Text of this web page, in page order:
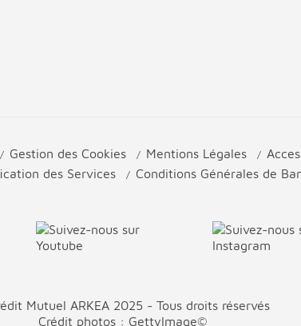
Gestion des Cookies Mentions Légales
des Services Conditions Générales de
Mutuel ARKEA 2025 - Tous droits réservés
Crédit photos : GettyImage©